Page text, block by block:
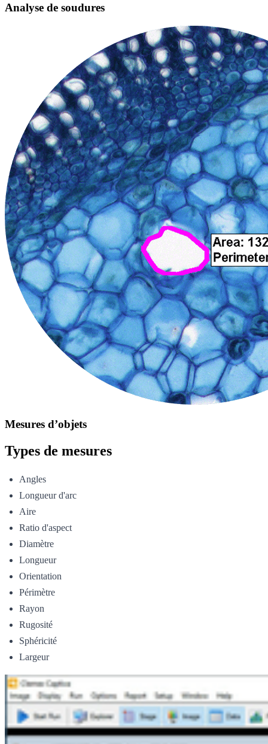
Analyse de soudures
Mesures d’objets
Types de mesures
Angles
Longueur d'arc
Aire
Ratio d'aspect
Diamètre
Longueur
Orientation
Périmètre
Rayon
Rugosité
Sphéricité
Largeur